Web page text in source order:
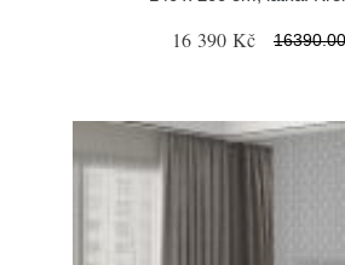
16 390 Kč